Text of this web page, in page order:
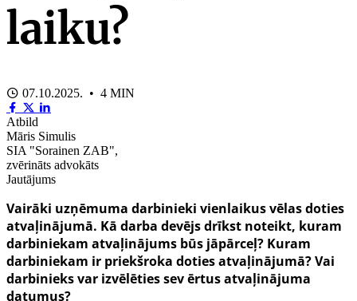
laiku?
07.10.2025. • 4 MIN
Atbild
Māris Simulis
SIA "Sorainen ZAB",
zvērināts advokāts
Jautājums
Vairāki uzņēmuma darbinieki vienlaikus vēlas doties
atvaļinājumā. Kā darba devējs drīkst noteikt, kuram
darbiniekam atvaļinājums būs jāpārceļ? Kuram
darbiniekam ir priekšroka doties atvaļinājumā? Vai
darbinieks var izvēlēties sev ērtus atvaļinājuma
datumus?